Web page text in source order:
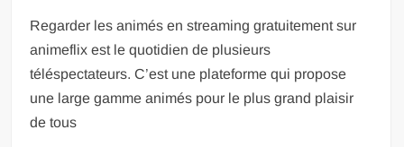
Regarder les animés en streaming gratuitement sur
animeflix est le quotidien de plusieurs
téléspectateurs. C’est une plateforme qui propose
une large gamme animés pour le plus grand plaisir
de tous